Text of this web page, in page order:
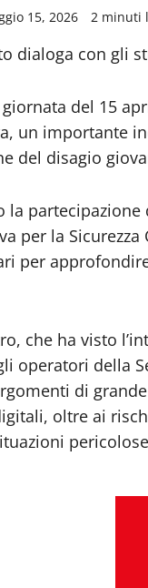
15, 2026 2 minuti
dialoga con gli
del 15
un importante
del disagio
la
per la
per
che ha visto
operatori della
di
oltre ai